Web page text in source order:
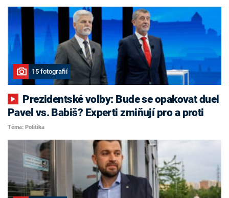
15 fotografií
Pavel vs. Babiš? Experti zmiňují pro a proti
Téma: Politika